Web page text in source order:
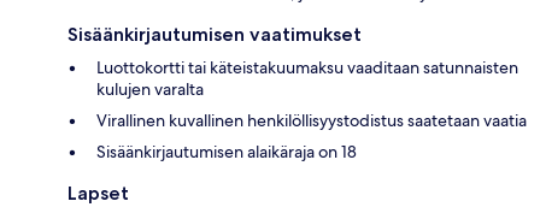
Sisäänkirjautumisen vaatimukset
Luottokortti tai käteistakuumaksu vaaditaan satunnaisten
kulujen varalta
Virallinen kuvallinen henkilöllisyystodistus saatetaan vaatia
Sisäänkirjautumisen alaikäraja on 18
Lapset